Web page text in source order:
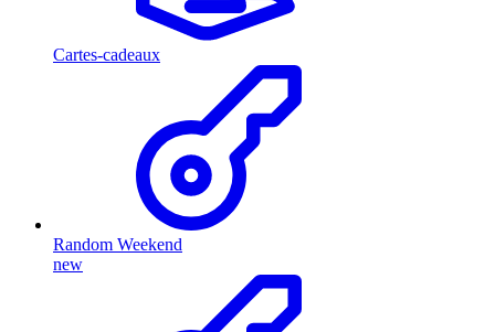
Cartes-cadeaux
Random Weekend
new